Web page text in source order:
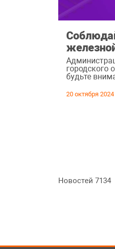
городского
будьте
20 октября 2024
Новостей7134